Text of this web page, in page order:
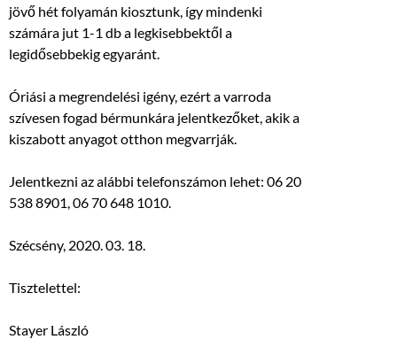
jövő hét folyamán kiosztunk, így mindenki
számára jut 1-1 db a legkisebbektől a
legidősebbekig egyaránt.
Óriási a megrendelési igény, ezért a varroda
szívesen fogad bérmunkára jelentkezőket, akik a
kiszabott anyagot otthon megvarrják.
Jelentkezni az alábbi telefonszámon lehet: 06 20
538 8901, 06 70 648 1010.
Szécsény, 2020. 03. 18.
Tisztelettel:
Stayer László